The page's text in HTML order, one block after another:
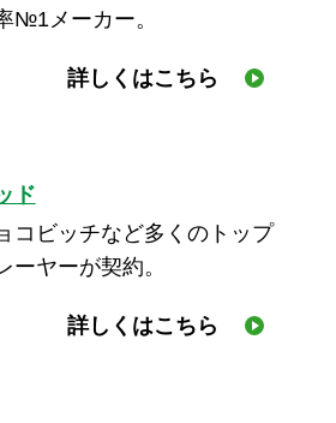
№1メーカー。
詳しくはこちら
ド
コビッチなど多くのトップ
ーヤーが契約。
詳しくはこちら